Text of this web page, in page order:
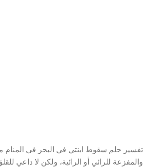
تفسير حلم سقوط ابنتي في البحر في المنام
والمفزعة للرائي أو الرائية، ولكن لا داعي